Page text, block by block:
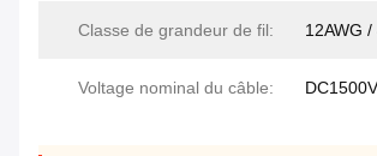
Classe de grandeur de fil: 12AWG
Voltage nominal du câble: DC1500V